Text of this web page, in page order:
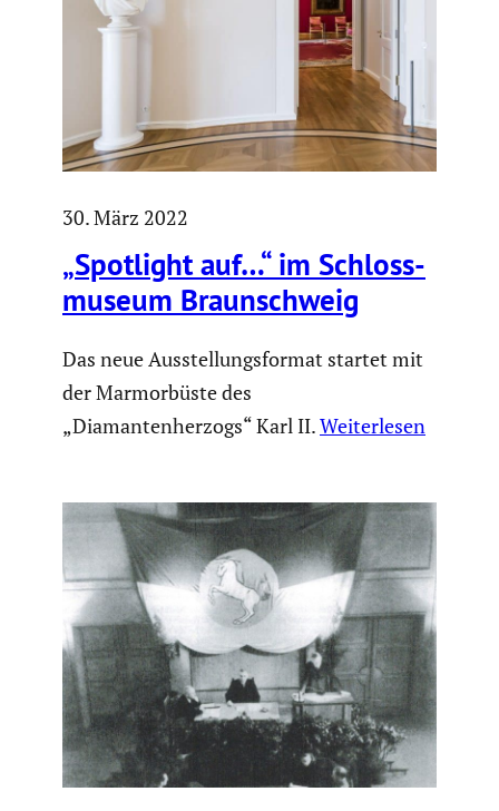
30. März 2022
„Spotlight auf…“ im Schloss­
mu­seum Braun­schweig
Das neue Ausstellungsformat startet mit
der Marmorbüste des
„Diamantenherzogs“ Karl II.Weiterlesen